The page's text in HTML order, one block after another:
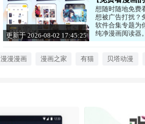
更新于 2026-08-02 17:45:25
想随时随地免费
想被广告打扰？
软件合集专题为
纯净漫画阅读器
日漫、韩漫资源
爽的阅读界面搭
漫漫漫画 漫画之家 有猫 贝塔动漫